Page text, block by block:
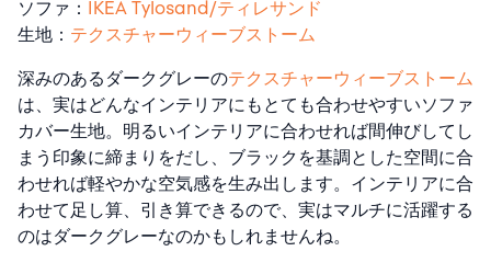
ソファ： IKEA Tylosand/ティレサンド
生地： テクスチャーウィーブストーム
深みのあるダークグレーのテクスチャーウィーブストーム
は、実はどんなインテリアにもとても合わせやすいソファ
カバー生地。明るいインテリアに合わせれば間伸びしてし
まう印象に締まりをだし、ブラックを基調とした空間に合
わせれば軽やかな空気感を生み出します。インテリアに合
わせて足し算、引き算できるので、実はマルチに活躍する
のはダークグレーなのかもしれませんね。